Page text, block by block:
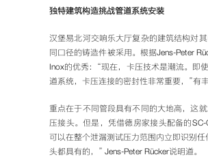
独特建筑构造挑战管道系统安装
汉堡易北河交响乐大厅复杂的建筑结构对
同口径的铸造件被采用。根据Jens-Peter
Inox的优秀：“现在，卡压技术是潮流。即
道系统，卡压连接的密封性非常重要，”有
重点在于不同管段具有不同的大地高，这
压接头。但是，凭借德房家接头配备的
可以在整个泄漏测试压力范围内立即识别
头都具有的，” Jens-Peter Rücker说明道。